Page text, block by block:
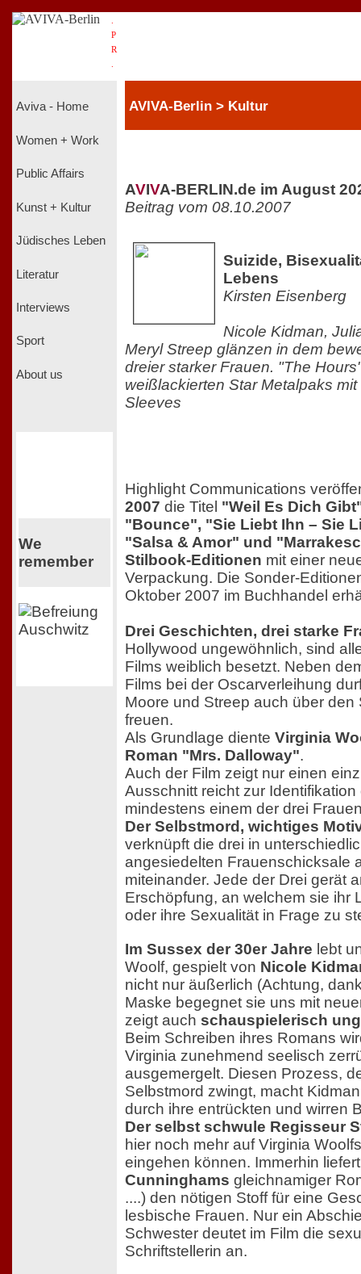
P
R
Aviva - Home
Women + Work
Public Affairs
Kunst + Kultur
Jüdisches Leben
Literatur
Interviews
Sport
About us
We
remember
AVIVA-Berlin > Kultur
AVIVA-BERLIN.de im August
Beitrag vom 08.10.2007
Suizide,
Lebens
Kirsten Eisenberg
Nicole Kidman,
Meryl Streep glänzen in dem
dreier starker Frauen. "The
weißlackierten Star Metalpaks
Sleeves
Highlight Communications
2007 die Titel "Weil Es Dich
"Bounce", "Sie Liebt Ihn – Sie
"Salsa & Amor" und
Stilbook-Editionen mit einer
Verpackung. Die Sonder-
Oktober 2007 im Buchhandel
Drei Geschichten, drei starke
Hollywood ungewöhnlich, sind
Films weiblich besetzt. Neben
Films bei der Oscarverleihung
Moore und Streep auch über den
freuen.
Als Grundlage diente Virginia
Roman "Mrs. Dalloway".
Auch der Film zeigt nur einen
Ausschnitt reicht zur
mindestens einem der drei
Der Selbstmord, wichtiges
verknüpft die drei in
angesiedelten Frauenschicksale
miteinander. Jede der Drei gerät
Erschöpfung, an welchem sie ihr
oder ihre Sexualität in Frage zu
Im Sussex der 30er Jahre lebt
Woolf, gespielt von Nicole
nicht nur äußerlich (Achtung,
Maske begegnet sie uns mit
zeigt auch schauspielerisch
Beim Schreiben ihres Romans
Virginia zunehmend seelisch
ausgemergelt. Diesen Prozess,
Selbstmord zwingt, macht
durch ihre entrückten und wirren
Der selbst schwule Regisseur
hier noch mehr auf Virginia
eingehen können. Immerhin
Cunninghams gleichnamiger
....) den nötigen Stoff für eine
lesbische Frauen. Nur ein
Schwester deutet im Film die
Schriftstellerin an.